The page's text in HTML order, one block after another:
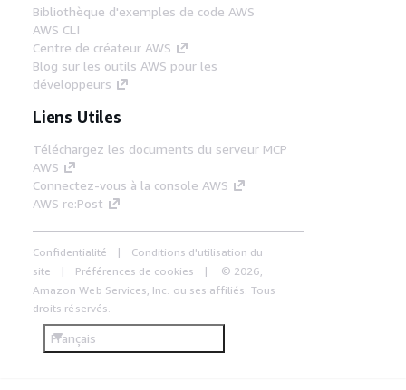
Bibliothèque d'exemples de code AWS
AWS CLI
Centre de créateur AWS
Blog sur les outils AWS pour les
développeurs
Liens Utiles
Téléchargez les documents du serveur MCP
AWS
Connectez-vous à la console AWS
AWS re:Post
Confidentialité
Conditions d'utilisation du
site
Préférences de cookies
© 2026,
Amazon Web Services, Inc. ou ses affiliés. Tous
droits réservés.
Français